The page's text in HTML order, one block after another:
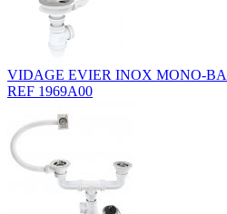
VIDAGE EVIER INOX MONO-
REF 1969A00